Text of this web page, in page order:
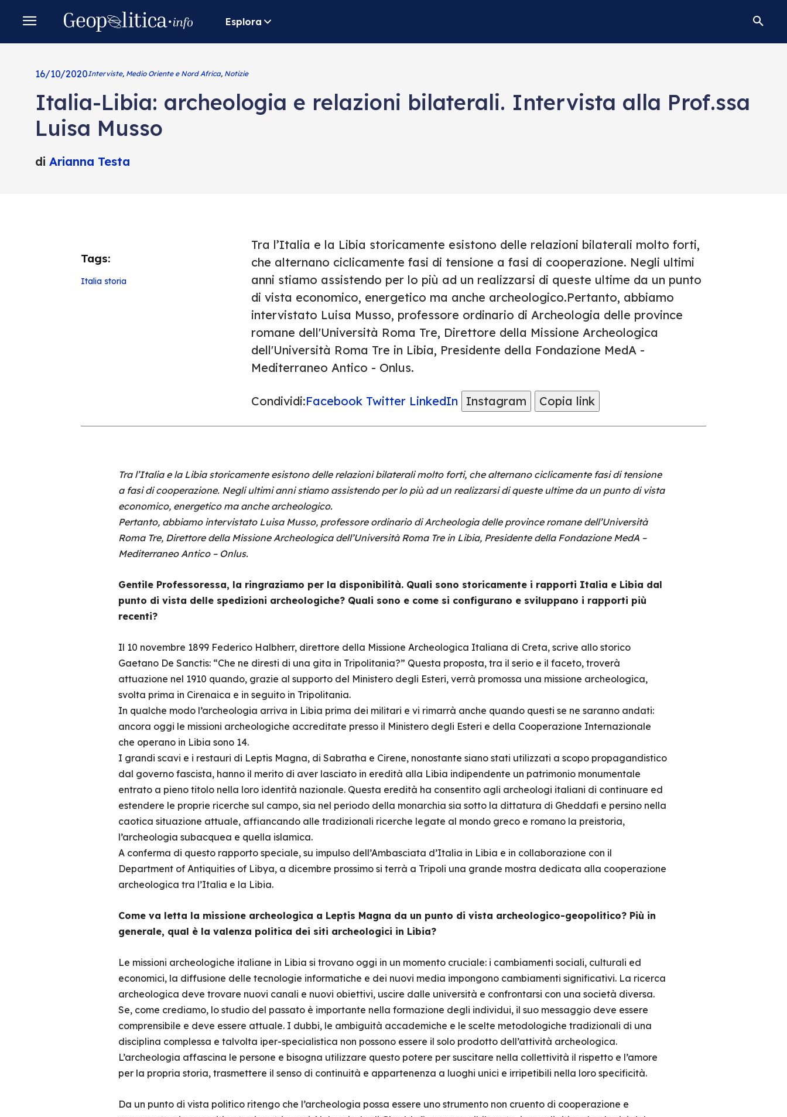
Esplora
16/10/2020Interviste, Medio Oriente e Nord Africa, Notizie
Italia-Libia: archeologia e relazioni bilaterali. Intervista alla Prof.ssa
Luisa Musso
di Arianna Testa
Tags:
Italia storia
Tra l’Italia e la Libia storicamente esistono delle relazioni bilaterali molto forti,
che alternano ciclicamente fasi di tensione a fasi di cooperazione. Negli ultimi
anni stiamo assistendo per lo più ad un realizzarsi di queste ultime da un punto
di vista economico, energetico ma anche archeologico.Pertanto, abbiamo
intervistato Luisa Musso, professore ordinario di Archeologia delle province
romane dell'Università Roma Tre, Direttore della Missione Archeologica
dell'Università Roma Tre in Libia, Presidente della Fondazione MedA -
Mediterraneo Antico - Onlus.
Condividi:Facebook Twitter LinkedIn Instagram Copia link
Tra l’Italia e la Libia storicamente esistono delle relazioni bilaterali molto forti, che alternano ciclicamente fasi di tensione
a fasi di cooperazione. Negli ultimi anni stiamo assistendo per lo più ad un realizzarsi di queste ultime da un punto di vista
economico, energetico ma anche archeologico.
Pertanto, abbiamo intervistato Luisa Musso, professore ordinario di Archeologia delle province romane dell’Università
Roma Tre, Direttore della Missione Archeologica dell’Università Roma Tre in Libia, Presidente della Fondazione MedA –
Mediterraneo Antico – Onlus.
Gentile Professoressa, la ringraziamo per la disponibilità. Quali sono storicamente i rapporti Italia e Libia dal
punto di vista delle spedizioni archeologiche? Quali sono e come si configurano e sviluppano i rapporti più
recenti?
Il 10 novembre 1899 Federico Halbherr, direttore della Missione Archeologica Italiana di Creta, scrive allo storico
Gaetano De Sanctis: “Che ne diresti di una gita in Tripolitania?” Questa proposta, tra il serio e il faceto, troverà
attuazione nel 1910 quando, grazie al supporto del Ministero degli Esteri, verrà promossa una missione archeologica,
svolta prima in Cirenaica e in seguito in Tripolitania.
In qualche modo l’archeologia arriva in Libia prima dei militari e vi rimarrà anche quando questi se ne saranno andati:
ancora oggi le missioni archeologiche accreditate presso il Ministero degli Esteri e della Cooperazione Internazionale
che operano in Libia sono 14.
I grandi scavi e i restauri di Leptis Magna, di Sabratha e Cirene, nonostante siano stati utilizzati a scopo propagandistico
dal governo fascista, hanno il merito di aver lasciato in eredità alla Libia indipendente un patrimonio monumentale
entrato a pieno titolo nella loro identità nazionale. Questa eredità ha consentito agli archeologi italiani di continuare ed
estendere le proprie ricerche sul campo, sia nel periodo della monarchia sia sotto la dittatura di Gheddafi e persino nella
caotica situazione attuale, affiancando alle tradizionali ricerche legate al mondo greco e romano la preistoria,
l’archeologia subacquea e quella islamica.
A conferma di questo rapporto speciale, su impulso dell’Ambasciata d’Italia in Libia e in collaborazione con il
Department of Antiquities of Libya, a dicembre prossimo si terrà a Tripoli una grande mostra dedicata alla cooperazione
archeologica tra l’Italia e la Libia.
Come va letta la missione archeologica a Leptis Magna da un punto di vista archeologico-geopolitico? Più in
generale, qual è la valenza politica dei siti archeologici in Libia?
Le missioni archeologiche italiane in Libia si trovano oggi in un momento cruciale: i cambiamenti sociali, culturali ed
economici, la diffusione delle tecnologie informatiche e dei nuovi media impongono cambiamenti significativi. La ricerca
archeologica deve trovare nuovi canali e nuovi obiettivi, uscire dalle università e confrontarsi con una società diversa.
Se, come crediamo, lo studio del passato è importante nella formazione degli individui, il suo messaggio deve essere
comprensibile e deve essere attuale. I dubbi, le ambiguità accademiche e le scelte metodologiche tradizionali di una
disciplina complessa e talvolta iper-specialistica non possono essere il solo prodotto dell’attività archeologica.
L’archeologia affascina le persone e bisogna utilizzare questo potere per suscitare nella collettività il rispetto e l’amore
per la propria storia, trasmettere il senso di continuità e appartenenza a luoghi unici e irripetibili nella loro specificità.
Da un punto di vista politico ritengo che l’archeologia possa essere uno strumento non cruento di cooperazione e